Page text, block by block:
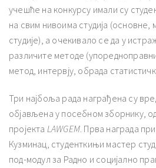
учешће на конкурсу имали су
на свим нивоима студија (основне,
студије), а очекивало се да у
различите методе
метод, интервју, обрада
Три најбоља рада награђена су
објављена у посебном зборнику,
пројекта LAWGEM. Прва награда
Кузминац, студенткињи мастер
под-модул за Радно и социјално